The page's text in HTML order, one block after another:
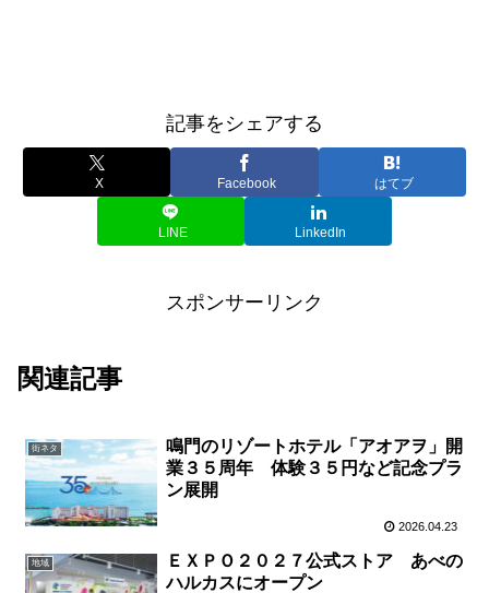
記事をシェアする
X Facebook はてブ
LINE LinkedIn
スポンサーリンク
関連記事
街ネタ
鳴門のリゾートホテル「アオアヲ」開
業３５周年 体験３５円など記念プラ
ン展開
2026.04.23
地域
ＥＸＰＯ２０２７公式ストア あべの
ハルカスにオープン